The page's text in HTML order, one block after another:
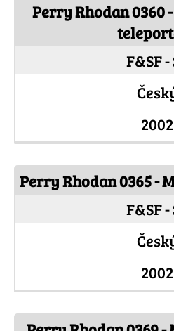
Perry Rhodan 0360
F&SF -
2002
Perry Rhodan 0365 -
F&SF -
2002